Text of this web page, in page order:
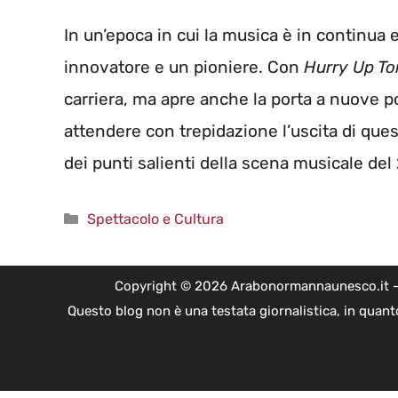
In un’epoca in cui la musica è in
innovatore e un pioniere. Con Hurry Up
carriera, ma apre anche la porta a nuove
attendere con trepidazione l’uscita di
dei punti salienti della scena musicale del
Categorie
Spettacolo e Cultura
Copyright © 2026 Arabonormannaunesco.it
Questo blog non è una testata giornalistica, in